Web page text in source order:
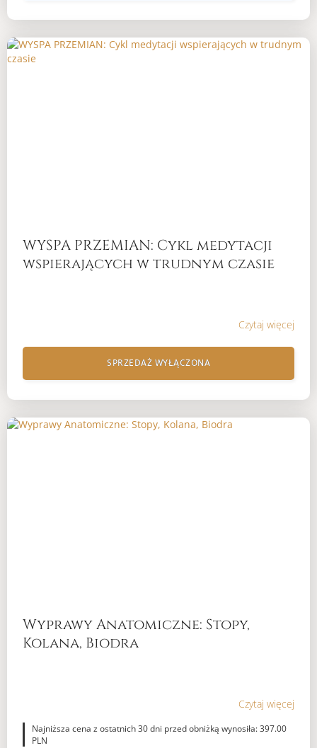
WYSPA PRZEMIAN: Cykl medytacji
wspierających w trudnym czasie
Czytaj więcej
SPRZEDAŻ WYŁĄCZONA
Wyprawy Anatomiczne: Stopy,
Kolana, Biodra
Czytaj więcej
Najniższa cena z ostatnich 30 dni przed obniżką wynosiła: 397.00
PLN